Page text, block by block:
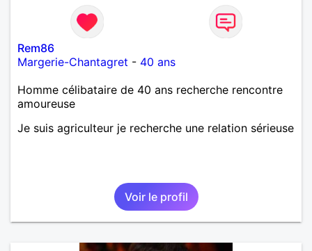
Rem86
Margerie-Chantagret - 40 ans
Homme célibataire de 40 ans recherche rencontre
amoureuse
Je suis agriculteur je recherche une relation sérieuse
Voir le profil